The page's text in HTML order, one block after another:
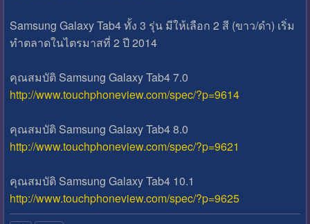
Samsung Galaxy Tab4 ทั้ง 3 รุ่น มีให้เลือก 2 สี (ขาว/ดำ) เริ่ม
ทำตลาดในไตรมาสที่ 2 ปี 2014
คุณสมบัติ Samsung Galaxy Tab4 7.0
http://www.touchphoneview.com/spec/?p=9614
คุณสมบัติ Samsung Galaxy Tab4 8.0
http://www.touchphoneview.com/spec/?p=9621
คุณสมบัติ Samsung Galaxy Tab4 10.1
http://www.touchphoneview.com/spec/?p=9625